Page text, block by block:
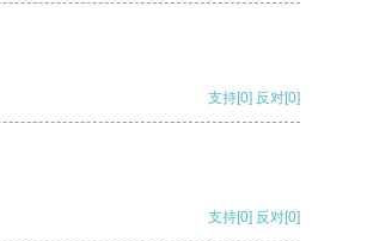
支持[0] 反对[0]
支持[0] 反对[0]